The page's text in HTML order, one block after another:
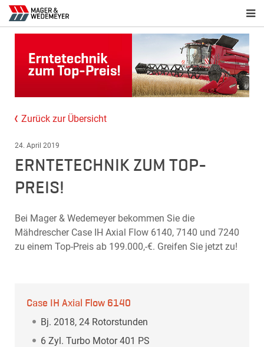
Zurück zur Übersicht
24. April 2019
ERNTETECHNIK ZUM TOP-
PREIS!
Bei Mager & Wedemeyer bekommen Sie die
Mähdrescher Case IH Axial Flow 6140, 7140 und 7240
zu einem Top-Preis ab 199.000,-€. Greifen Sie jetzt zu!
Case IH Axial Flow 6140
Bj. 2018, 24 Rotorstunden
6 Zyl. Turbo Motor 401 PS